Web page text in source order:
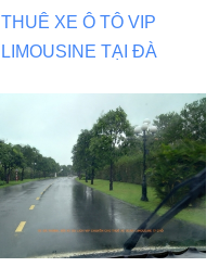
THUÊ XE Ô TÔ VIP
LIMOUSINE TẠI ĐÀ